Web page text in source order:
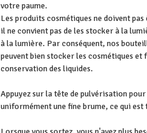
votre paume.
Les produits cosmétiques ne doivent
il ne convient pas de les stocker à la
à la lumière. Par conséquent, nos
peuvent bien stocker les cosmétiques
conservation des liquides.
Appuyez sur la tête de pulvérisation
uniformément une fine brume, ce qui